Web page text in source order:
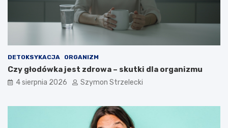
DETOKSYKACJA ORGANIZM
Czy głodówka jest zdrowa – skutki dla organizmu
4 sierpnia 2026 Szymon Strzelecki